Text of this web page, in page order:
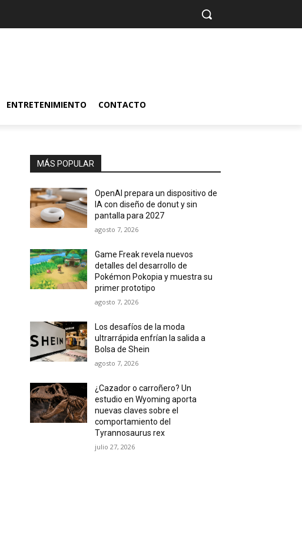
ENTRETENIMIENTO CONTACTO
MÁS POPULAR
OpenAI prepara un dispositivo de
IA con diseño de donut y sin
pantalla para 2027
agosto 7, 2026
Game Freak revela nuevos
detalles del desarrollo de
Pokémon Pokopia y muestra su
primer prototipo
agosto 7, 2026
Los desafíos de la moda
ultrarrápida enfrían la salida a
Bolsa de Shein
agosto 7, 2026
¿Cazador o carroñero? Un
estudio en Wyoming aporta
nuevas claves sobre el
comportamiento del
Tyrannosaurus rex
julio 27, 2026